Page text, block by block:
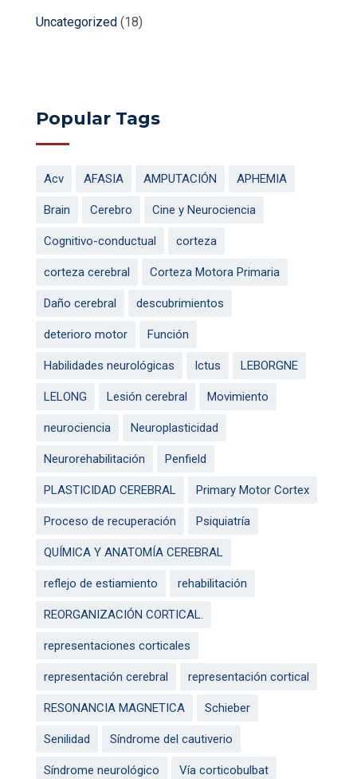
Uncategorized (18)
Popular Tags
Acv AFASIA AMPUTACIÓN APHEMIA
Brain Cerebro Cine y Neurociencia
Cognitivo-conductual corteza
corteza cerebral Corteza Motora Primaria
Daño cerebral descubrimientos
deterioro motor Función
Habilidades neurológicas Ictus LEBORGNE
LELONG Lesión cerebral Movimiento
neurociencia Neuroplasticidad
Neurorehabilitación Penfield
PLASTICIDAD CEREBRAL Primary Motor Cortex
Proceso de recuperación Psiquiatría
QUÍMICA Y ANATOMÍA CEREBRAL
reflejo de estiamiento rehabilitación
REORGANIZACIÓN CORTICAL.
representaciones corticales
representación cerebral representación cortical
RESONANCIA MAGNETICA Schieber
Senilidad Síndrome del cautiverio
Síndrome neurológico Vía corticobulbat